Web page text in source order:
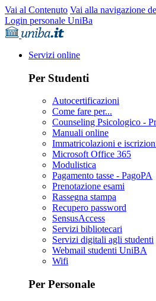
Vai al Contenuto Vai alla navigazione
Login personale UniBa
Servizi online
Per Studenti
Autocertificazioni
Come fare per...
Counseling Psicologico -
Manuali online
Immatricolazioni e
Microsoft Office 365
Modulistica
Pagamento tasse - PagoPA
Prenotazione esami
Rassegna stampa
Recupero password
SensusAccess
Servizi bibliotecari
Servizi digitali agli studenti
Webmail studenti UniBA
Wifi
Per Personale